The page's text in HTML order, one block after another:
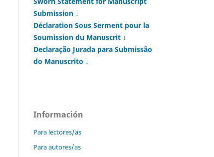
Submission ↓
Déclaration Sous Serment pour la
Soumission du Manuscrit ↓
Declaração Jurada para Submissão
do Manuscrito ↓
Información
Para lectores/as
Para autores/as